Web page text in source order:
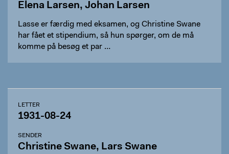
Elena Larsen, Johan Larsen
Lasse er færdig med eksamen, og Christine Swane
har fået et stipendium, så hun spørger, om de må
komme på besøg et par …
LETTER
1931-08-24
SENDER
Christine Swane, Lars Swane